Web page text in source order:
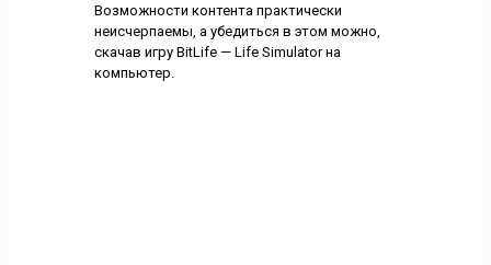
Возможности контента практически
неисчерпаемы, а убедиться в этом можно,
скачав игру BitLife — Life Simulator на
компьютер.